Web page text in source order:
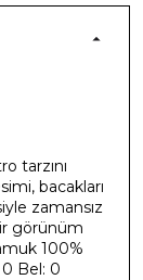
tarzını
bacakları
zamansız
görünüm
100%
Bel: 0